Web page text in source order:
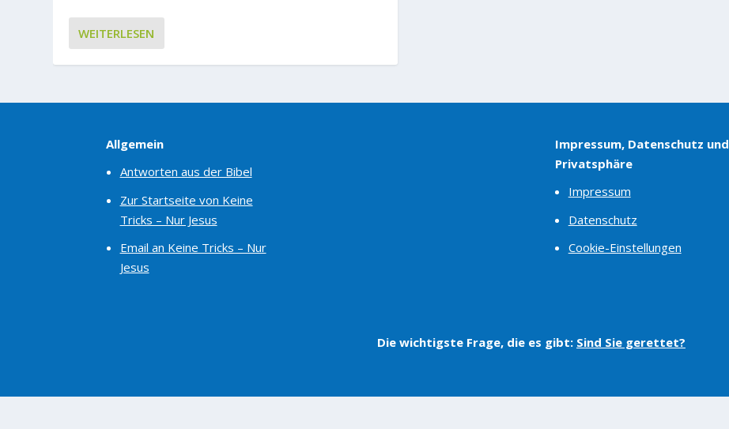
WEITERLESEN
Allgemein
Antworten aus der Bibel
Zur Startseite von Keine
Tricks – Nur Jesus
Email an Keine Tricks – Nur
Jesus
Impressum, Datenschutz und
Privatsphäre
Impressum
Datenschutz
Cookie-Einstellungen
Die wichtigste Frage, die es gibt: Sind Sie gerettet?